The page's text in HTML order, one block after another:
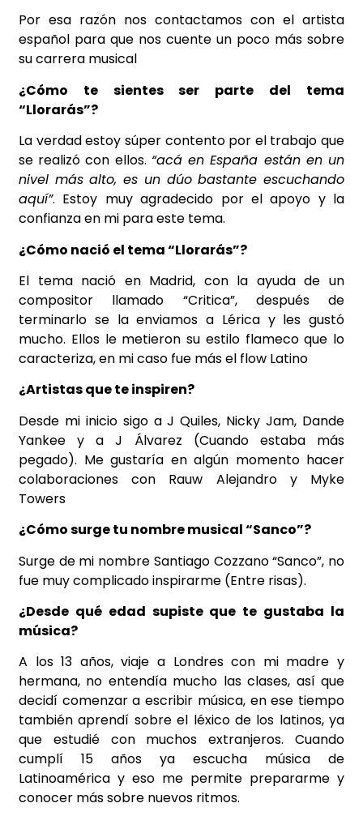
Por esa razón nos contactamos con el artista
español para que nos cuente un poco más sobre
su carrera musical
¿Cómo te sientes ser parte del tema
“Llorarás”?
La verdad estoy súper contento por el trabajo que
se realizó con ellos. “acá en España están en un
nivel más alto, es un dúo bastante escuchando
aquí”. Estoy muy agradecido por el apoyo y la
confianza en mi para este tema.
¿Cómo nació el tema “Llorarás”?
El tema nació en Madrid, con la ayuda de un
compositor llamado “Critica”, después de
terminarlo se la enviamos a Lérica y les gustó
mucho. Ellos le metieron su estilo flameco que lo
caracteriza, en mi caso fue más el flow Latino
¿Artistas que te inspiren?
Desde mi inicio sigo a J Quiles, Nicky Jam, Dande
Yankee y a J Álvarez (Cuando estaba más
pegado). Me gustaría en algún momento hacer
colaboraciones con Rauw Alejandro y Myke
Towers
¿Cómo surge tu nombre musical “Sanco”?
Surge de mi nombre Santiago Cozzano “Sanco”, no
fue muy complicado inspirarme (Entre risas).
¿Desde qué edad supiste que te gustaba la
música?
A los 13 años, viaje a Londres con mi madre y
hermana, no entendía mucho las clases, así que
decidí comenzar a escribir música, en ese tiempo
también aprendí sobre el léxico de los latinos, ya
que estudié con muchos extranjeros. Cuando
cumplí 15 años ya escucha música de
Latinoamérica y eso me permite prepararme y
conocer más sobre nuevos ritmos.